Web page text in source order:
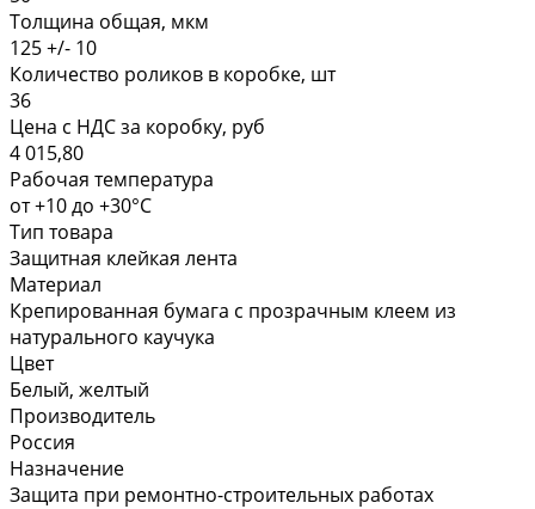
Толщина общая, мкм
125 +/- 10
Количество роликов в коробке, шт
36
Цена с НДС за коробку, руб
4 015,80
Рабочая температура
от +10 до +30°С
Тип товара
Защитная клейкая лента
Материал
Крепированная бумага с прозрачным клеем из
натурального каучука
Цвет
Белый, желтый
Производитель
Россия
Назначение
Защита при ремонтно-строительных работах